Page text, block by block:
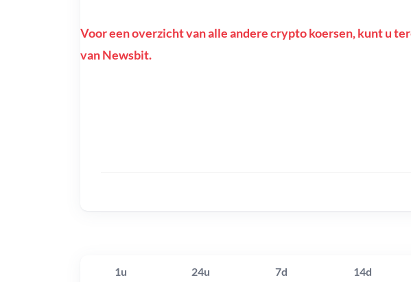
Voor een overzicht van alle andere crypto koersen, kunt u
van Newsbit.
1u 24u 7d 14d